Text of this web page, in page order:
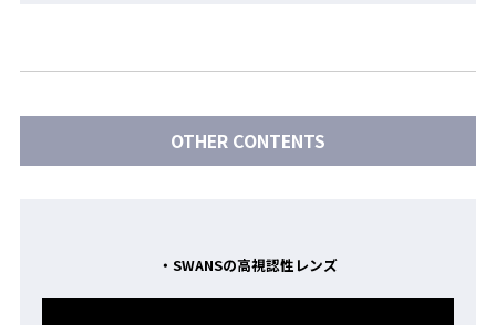
OTHER CONTENTS
・SWANSの高視認性レンズ